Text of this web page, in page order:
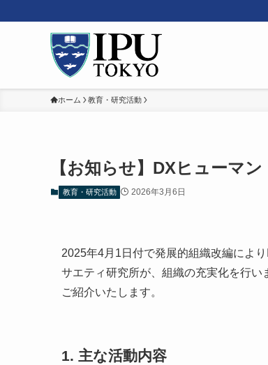
ホーム 教育・研究活動
【お知らせ】DXヒューマ
教育・研究活動 2026年3月6日
2025年4月1日付で発展的組織改編によ
サエティ研究所が、組織の充実化を行
ご紹介いたします。
1. 主な活動内容